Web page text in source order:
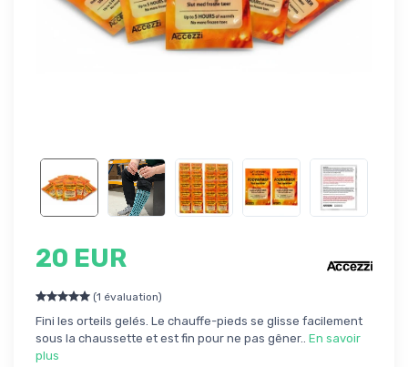
20 EUR
(1 évaluation)
Fini les orteils gelés. Le chauffe-pieds se glisse facilement
sous la chaussette et est fin pour ne pas gêner.. En savoir
plus